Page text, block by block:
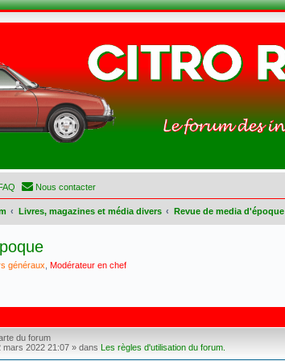
Nous contacter
Livres, magazines et média divers Revue de media d'époque
généraux Modérateur en chef
du forum
mars 2022 21:07» dans Les règles d'utilisation du forum.